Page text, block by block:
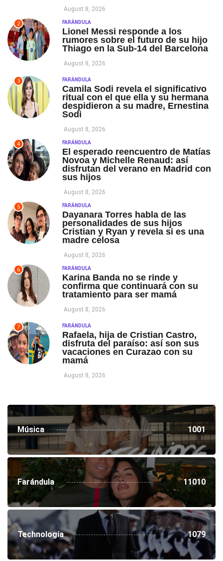
August 8, 2026
2 FARÁNDULA
Lionel Messi responde a los
rumores sobre el futuro de su hijo
Thiago en la Sub-14 del Barcelona
August 8, 2026
3 FARÁNDULA
Camila Sodi revela el significativo
ritual con el que ella y su hermana
despidieron a su madre, Ernestina
Sodi
August 8, 2026
4 FARÁNDULA
El esperado reencuentro de Matías
Novoa y Michelle Renaud: así
disfrutan del verano en Madrid con
sus hijos
August 8, 2026
5 FARÁNDULA
Dayanara Torres habla de las
personalidades de sus hijos
Cristian y Ryan y revela si es una
madre celosa
August 8, 2026
6 FARÁNDULA
Karina Banda no se rinde y
confirma que continuará con su
tratamiento para ser mamá
August 8, 2026
7 FARÁNDULA
Rafaela, hija de Cristian Castro,
disfruta del paraíso: así son sus
vacaciones en Curazao con su
mamá
August 8, 2026
Música 1001
Farándula 11010
Technología 1079